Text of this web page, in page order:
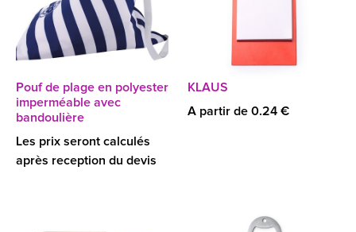
Pouf de plage en polyester
imperméable avec
bandoulière
Les prix seront calculés
après reception du devis
KLAUS
A partir de 0.24 €